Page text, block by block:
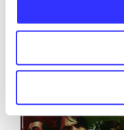
Minder om